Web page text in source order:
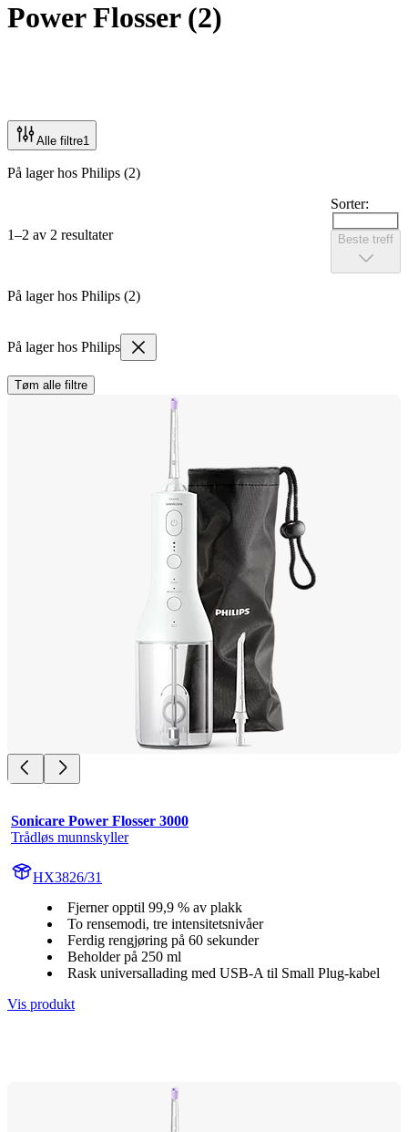
Power Flosser(2)
Alle filtre1
På lager hos Philips (2)
1–2 av 2 resultater
Sorter:
Beste treff
På lager hos Philips (2)
På lager hos Philips
Tøm alle filtre
Sonicare Power Flosser 3000
Trådløs munnskyller
HX3826/31
Fjerner opptil 99,9 % av plakk
To rensemodi, tre intensitetsnivåer
Ferdig rengjøring på 60 sekunder
Beholder på 250 ml
Rask universallading med USB-A til Small Plug-kabel
Vis produkt